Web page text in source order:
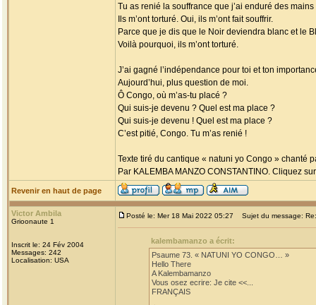
Tu as renié la souffrance que j’ai enduré des
Ils m’ont torturé. Oui, ils m’ont fait souffrir.
Parce que je dis que le Noir deviendra blanc et le
Voilà pourquoi, ils m’ont torturé.
J’ai gagné l’indépendance pour toi et ton
Aujourd’hui, plus question de moi.
Ô Congo, où m’as-tu placé ?
Qui suis-je devenu ? Quel est ma place ?
Qui suis-je devenu ! Quel est ma place ?
C’est pitié, Congo. Tu m’as renié !
Texte tiré du cantique « natuni yo Congo » chanté
Par KALEMBA MANZO CONSTANTINO. Cliquez
Revenir en haut de page
Victor Ambila
Grioonaute 1
Inscrit le: 24 Fév 2004
Messages: 242
Localisation: USA
Posté le: Mer 18 Mai 2022 05:27 Sujet du message:
kalembamanzo a écrit:
Psaume 73. « NATUNI YO CONGO… »
Hello There
A Kalembamanzo
Vous osez ecrire: Je cite <<...
FRANÇAIS